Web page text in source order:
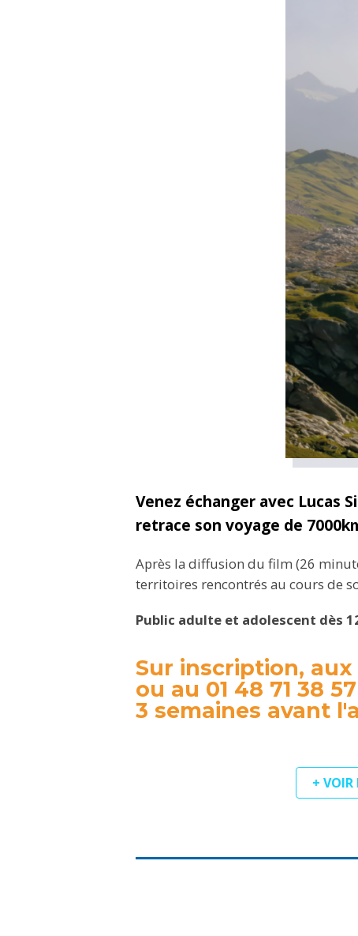
Venez échanger avec Lucas
retrace son voyage de
Après la diffusion du film (26
territoires rencontrés au cours de
Public adulte et adolescent dès
Sur inscription,
ou au 01 48 71 38 57
3 semaines avant
+ VOIR